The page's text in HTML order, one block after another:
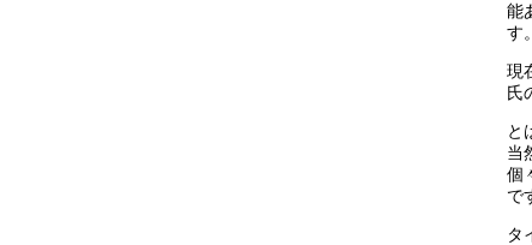
能
す。
現
氏
と
当
個
で
タ